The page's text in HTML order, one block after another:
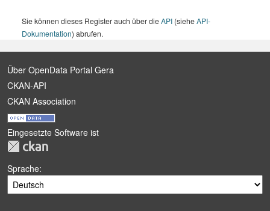
Sie können dieses Register auch über dieAPI (sieheAPI-
Dokumentation) abrufen.
Über OpenData Portal Gera
CKAN-API
CKAN Association
Eingesetzte Software ist
Sprache